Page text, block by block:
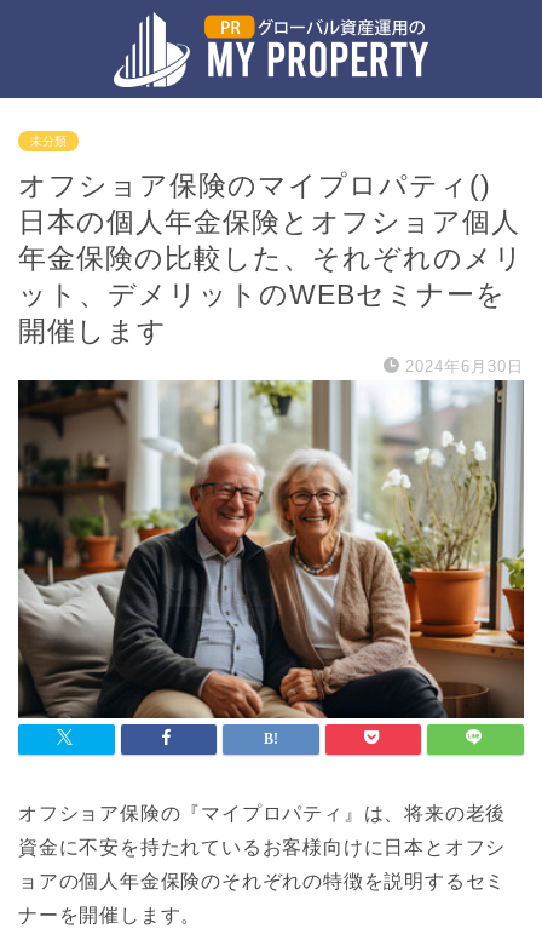
未分類
オフショア保険のマイプロパティ()
日本の個人年金保険とオフショア個人
年金保険の比較した、それぞれのメリ
ット、デメリットのWEBセミナーを
開催します
2024年6月30日
オフショア保険の『マイプロパティ』は、将来の老後
資金に不安を持たれているお客様向けに日本とオフシ
ョアの個人年金保険のそれぞれの特徴を説明するセミ
ナーを開催します。